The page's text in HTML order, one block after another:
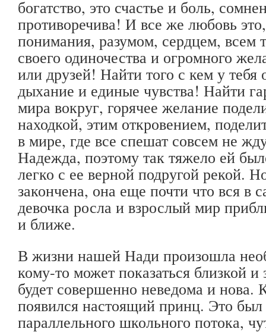
богатство, это счастье и боль,
противоречива! И все же любовь
понимания, разумом, сердцем, всем
своего одиночества и огромного
или друзей! Найти того с кем у
дыхание и единые чувства! Найти
мира вокруг, горячее желание
находкой, этим откровением,
в мире, где все спешат совсем не
Надежда, поэтому так тяжело ей
легко с ее верной подругой рекой.
закончена, она еще почти что вся в
девочка росла и взрослый мир
и ближе.
В жизни нашей Нади произошла
кому-то может показаться близкой
будет совершенно неведома и нова.
появился настоящий принц. Это
параллельного школьного потока,